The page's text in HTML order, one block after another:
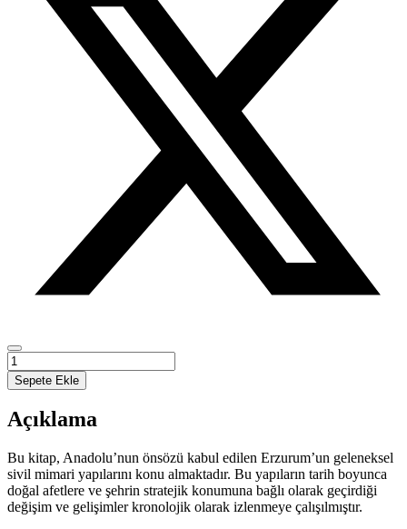
GEÇMİŞTEN
GÜNÜMÜZE
GELENEKSEL
ERZURUM
EVLERİ
Sepete Ekle
Açıklama
Bu kitap, Anadolu’nun önsözü kabul edilen Erzurum’un geleneksel
sivil mimari yapılarını konu almaktadır. Bu yapıların tarih boyunca
doğal afetlere ve şehrin stratejik konumuna bağlı olarak geçirdiği
değişim ve gelişimler kronolojik olarak izlenmeye çalışılmıştır.